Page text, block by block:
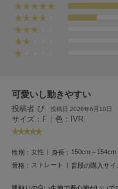
gelato pique
ジェラート ピケ
GELATO PIQUE CAT&DOG
ジェラート ピケ キャットアンドド
GRAMICCI
グラミチ
へノン
可愛いし動きやすい
投稿者 ぴ 投稿日 2026年6月10日
サイズ：F | 色：IVR
性別： 女性 身長： 150cm～154cm
骨格： ストレート 普段の購入サイ
肌触りの良い生地で着心地がいいで